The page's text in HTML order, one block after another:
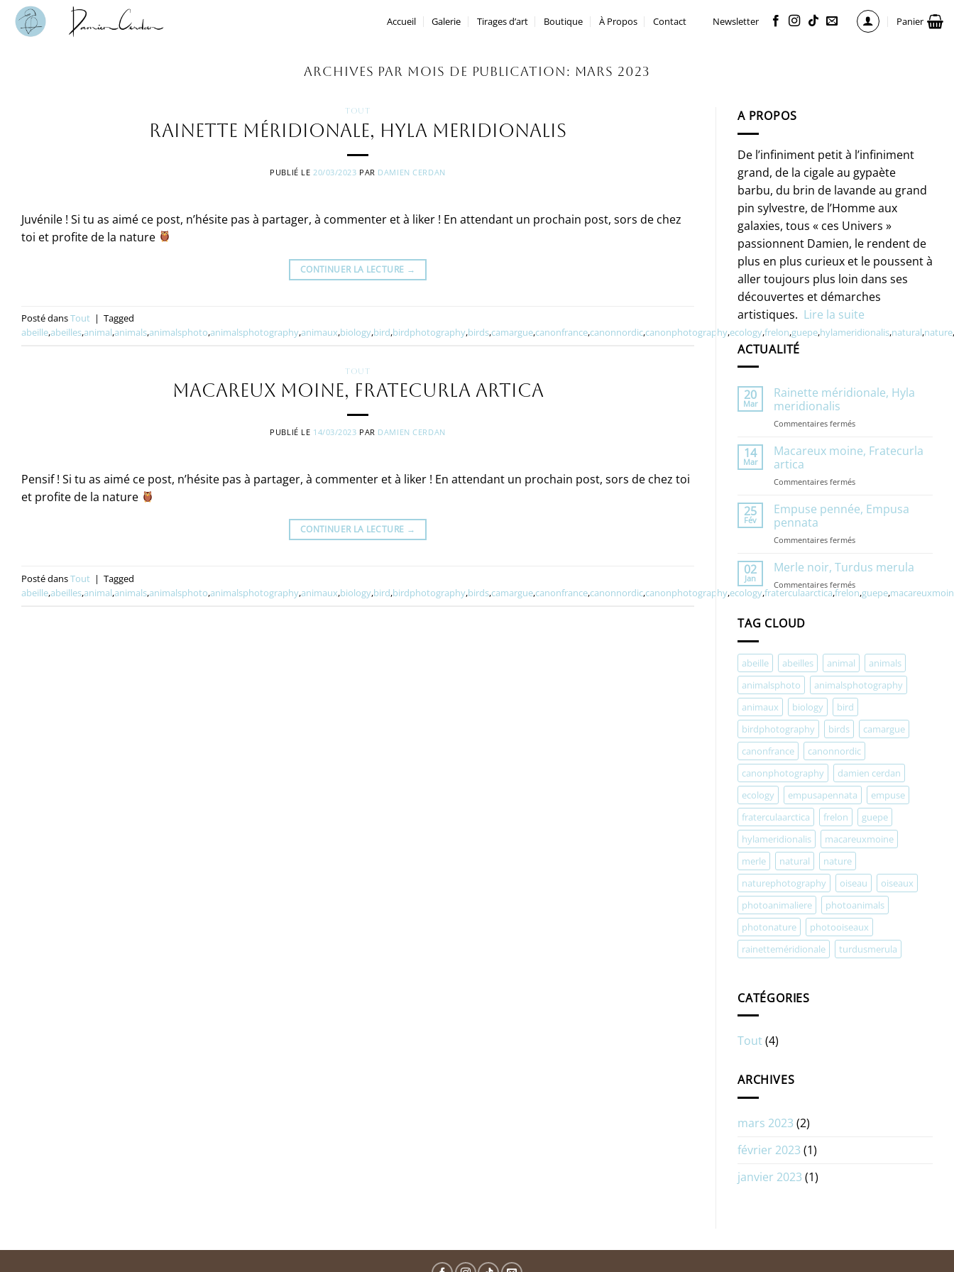
Passer
Accueil Galerie Tirages d’art Boutique À Propos Contact Newsletter Panier
ARCHIVES PAR MOIS DE PUBLICATION: MARS 2023
TOUT
Rainette méridionale, Hyla meridionalis
PUBLIÉ LE 20/03/2023 PAR DAMIEN CERDAN
Juvénile ! Si tu as aimé ce post, n’hésite pas à partager, à commenter et à liker ! En attendant un prochain post, sors de chez
toi et profite de la nature
CONTINUER LA LECTURE →
Posté dansTout | Tagged
abeille,abeilles,animal,animals,animalsphoto,animalsphotography,animaux,biology,bird,birdphotography,birds,camargue,canonfrance,canonnordic,canonphotography,ecology,frelon,guepe,hylameridionalis,natural,nature,
TOUT
Macareux moine, Fratecurla artica
PUBLIÉ LE 14/03/2023 PAR DAMIEN CERDAN
Pensif ! Si tu as aimé ce post, n’hésite pas à partager, à commenter et à liker ! En attendant un prochain post, sors de chez toi
et profite de la nature
CONTINUER LA LECTURE →
Posté dansTout | Tagged
abeille,abeilles,animal,animals,animalsphoto,animalsphotography,animaux,biology,bird,birdphotography,birds,camargue,canonfrance,canonnordic,canonphotography,ecology,fraterculaarctica,frelon,guepe,
A PROPOS
De l’infiniment petit à l’infiniment
grand, de la cigale au gypaète
barbu, du brin de lavande au grand
pin sylvestre, de l’Homme aux
galaxies, tous « ces Univers »
passionnent Damien, le rendent de
plus en plus curieux et le poussent à
aller toujours plus loin dans ses
découvertes et démarches
artistiques. Lire la suite
ACTUALITÉ
20
Mar
Rainette méridionale, Hyla
meridionalis
Commentaires ferméssur
méridionale,
Hyla
14
Mar
Macareux moine, Fratecurla
artica
Commentaires ferméssur
moine,
Fratecurla
25
Fév
Empuse pennée, Empusa
pennata
Commentaires ferméssur
pennée,
pennata
02
Jan
Merle noir, Turdus merula
Commentaires ferméssur
Merle
TAG CLOUD
abeille abeilles animal
animals
animalsphoto
animalsphotography
animaux
biology
bird
birdphotography
birds
camargue
canonfrance
canonnordic
canonphotography
damien cerdan
ecology
empusapennata
empuse
fraterculaarctica
frelon
guepe
hylameridionalis
macareuxmoine
merle
natural
nature
naturephotography
oiseau
oiseaux
photoanimaliere
photoanimals
photonature
photooiseaux
rainetteméridionale
turdusmerula
CATÉGORIES
Tout(4)
ARCHIVES
mars 2023 (2)
février 2023 (1)
janvier 2023 (1)